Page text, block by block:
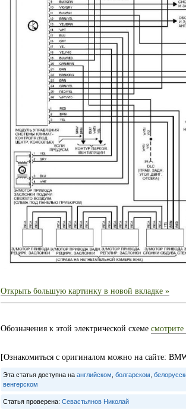
Открыть большую картинку в новой вкладке »
Обозначения к этой электрической схеме
[Ознакомиться с оригиналом можно на сайте:
Эта статья доступна на английском болгарском
венгерском
Статья проверена: Севастьянов Николай